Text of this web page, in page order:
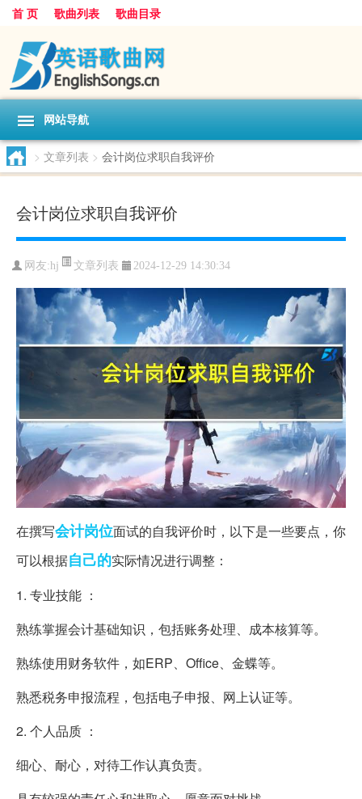
首 页 歌曲列表 歌曲目录
网站导航
> 文章列表 > 会计岗位求职自我评价
会计岗位求职自我评价
网友:hj 文章列表 2024-12-29 14:30:34
在撰写会计岗位面试的自我评价时，以下是一些要点，你
可以根据自己的实际情况进行调整：
1. 专业技能 ：
熟练掌握会计基础知识，包括账务处理、成本核算等。
熟练使用财务软件，如ERP、Office、金蝶等。
熟悉税务申报流程，包括电子申报、网上认证等。
2. 个人品质 ：
细心、耐心，对待工作认真负责。